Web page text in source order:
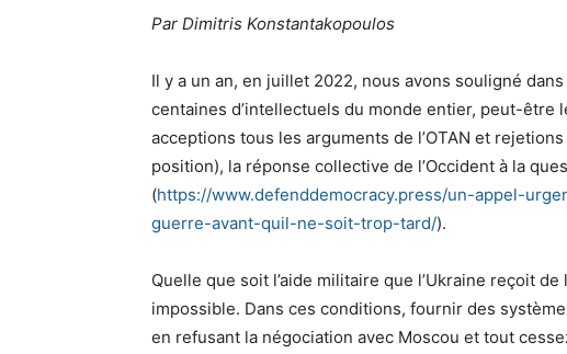
Par Dimitris Konstantakopoulos
Il y a un an, en juillet 2022, nous avons souligné
centaines d’intellectuels du monde entier, peut-être
acceptions tous les arguments de l’OTAN et
position), la réponse collective de l’Occident à la
(https://www.defenddemocracy.press/un-appel-
guerre-avant-quil-ne-soit-trop-tard/).
Quelle que soit l’aide militaire que l’Ukraine reçoit
impossible. Dans ces conditions, fournir des
en refusant la négociation avec Moscou et tout